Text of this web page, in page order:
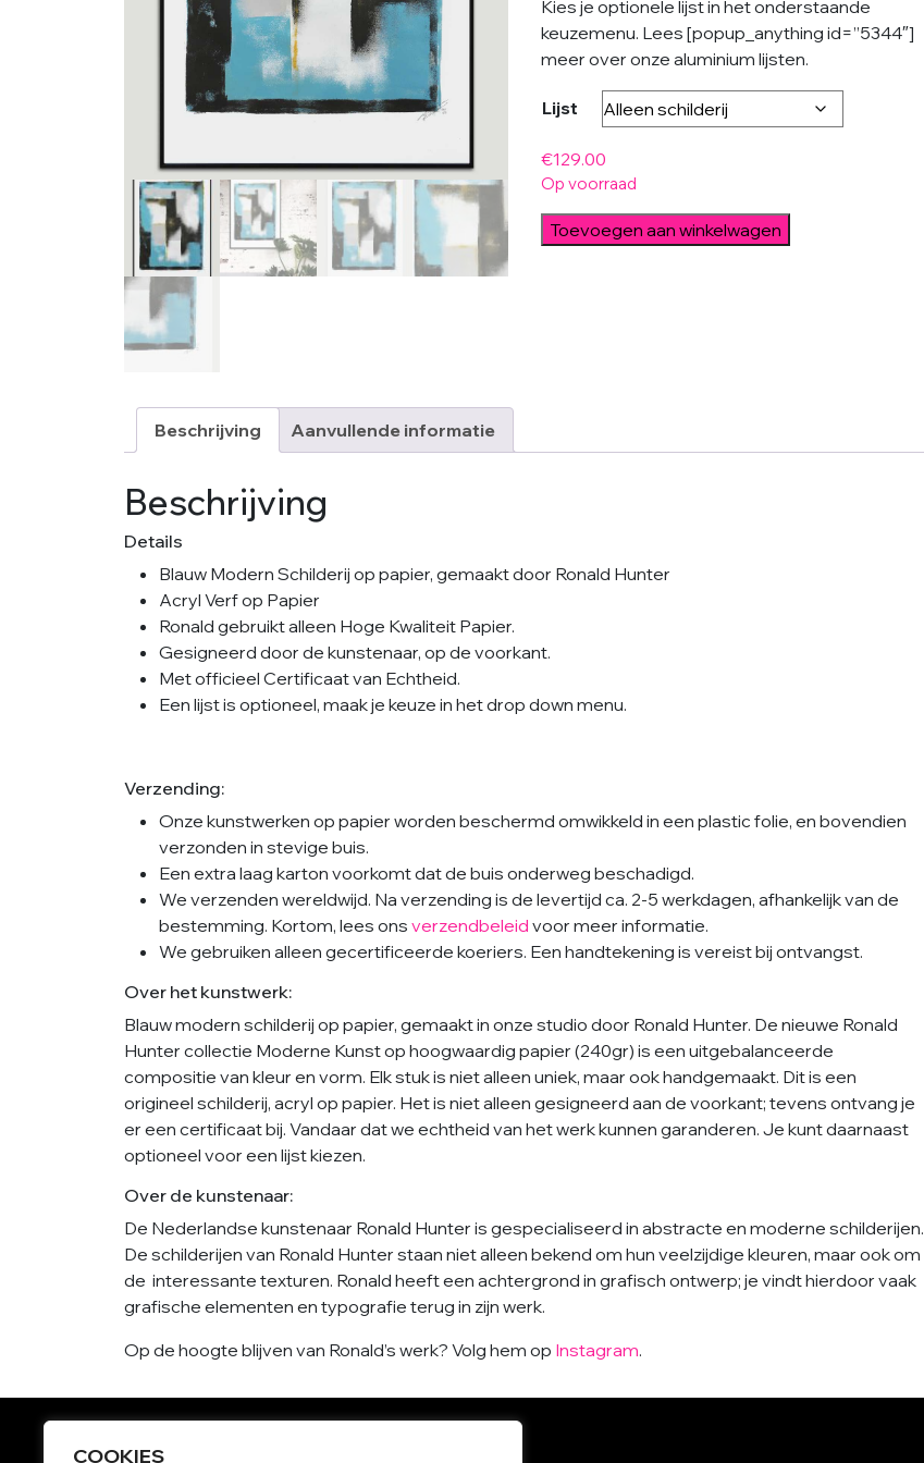
COOKIES
Kies je optionele lijst in het onderstaande
keuzemenu. Lees [popup_anything id=”5344″]
meer over onze aluminium lijsten.
Lijst
€129.00
Op voorraad
Black
Grey
Toevoegen aan winkelwagen
Beschrijving Aanvullende informatie
Beschrijving
Details
Blauw Modern Schilderij op papier, gemaakt door Ronald Hunter
Acryl Verf op Papier
Ronald gebruikt alleen Hoge Kwaliteit Papier.
Gesigneerd door de kunstenaar, op de voorkant.
Met officieel Certificaat van Echtheid.
Een lijst is optioneel, maak je keuze in het drop down menu.
Verzending:
Onze kunstwerken op papier worden beschermd omwikkeld in een plastic folie, en bovendien
verzonden in stevige buis.
Een extra laag karton voorkomt dat de buis onderweg beschadigd.
We verzenden wereldwijd. Na verzending is de levertijd ca. 2-5 werkdagen, afhankelijk van de
bestemming. Kortom, lees ons verzendbeleid voor meer informatie.
We gebruiken alleen gecertificeerde koeriers. Een handtekening is vereist bij ontvangst.
Over het kunstwerk:
Blauw modern schilderij op papier, gemaakt in onze studio door Ronald Hunter. De nieuwe Ronald
Hunter collectie Moderne Kunst op hoogwaardig papier (240gr) is een uitgebalanceerde
compositie van kleur en vorm. Elk stuk is niet alleen uniek, maar ook handgemaakt. Dit is een
origineel schilderij, acryl op papier. Het is niet alleen gesigneerd aan de voorkant; tevens ontvang je
er een certificaat bij. Vandaar dat we echtheid van het werk kunnen garanderen. Je kunt daarnaast
optioneel voor een lijst kiezen.
Over de kunstenaar:
De Nederlandse kunstenaar Ronald Hunter is gespecialiseerd in abstracte en moderne schilderijen.
De schilderijen van Ronald Hunter staan niet alleen bekend om hun veelzijdige kleuren, maar ook om
de interessante texturen. Ronald heeft een achtergrond in grafisch ontwerp; je vindt hierdoor vaak
grafische elementen en typografie terug in zijn werk.
Op de hoogte blijven van Ronald’s werk? Volg hem op Instagram.